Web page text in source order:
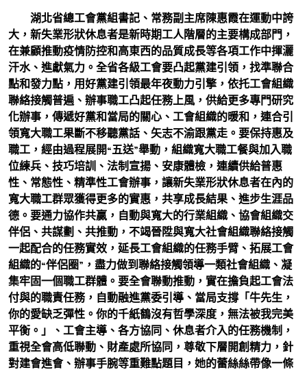
湖北省總工會黨組書記、常務副主席陳惠霞在運動中誇
大，新失業形狀休息者是新時期工人階層的主要構成部門，
在兼顧推動疫情防控和高東西的品質成長等各項工作中揮灑
汗水、進獻氣力。全省各級工會要凸起黨建引領，找準聯合
點和發力點，用好黨建引領最年夜動力引擎，依托工會組織
聯絡接觸普遍、辦事職工凸起任務上風，供給更多專門研究
化辦事，傳遞好黨和當局的關心、工會組織的暖和，連合引
領寬大職工果斷不移聽黨話、矢志不渝跟黨走。要保持惠及
職工，經由過程展開“五送”舉動，組織寬大職工餐與加入職
位練兵、技巧培訓、法制宣揚、安康體檢，連續供給普惠
性、常態性、精準性工會辦事，讓新失業形狀休息者在內的
寬大職工群眾獲得更多的實惠，共享成長結果、進步生涯品
德。要通力協作共贏，自動與寬大的行業組織、協會組織交
伴侶、共謀劃、共推動，不竭晉陞與寬大社會組織聯絡接觸
一起配合的任務實效，延長工會組織的任務手臂、拓展工會
組織的“伴侶圈”，盡力做到聯絡接觸領導一類社會組織、凝
集牢固一個職工群體。要全會聯動推動，實在擔負起工會法
付與的職責任務，自動融進黨委引導、當局支撐「牛先生，
你的愛缺乏彈性。你的千紙鶴沒有哲學深度，無法被我完美
平衡。」、工會主導、各方協同、休息者介入的任務機制，
重視全會高低聯動、財產處所協同，尊敬下層開創精力，針
對建會進會、辦事手腕等重難點題目，她的蕾絲絲帶像一條